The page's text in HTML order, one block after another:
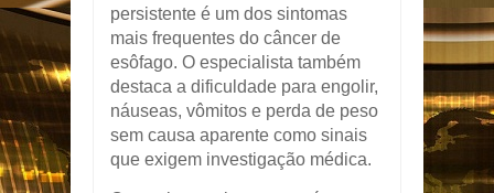
persistente é um dos sintomas
mais frequentes do câncer de
esôfago. O especialista também
destaca a dificuldade para engolir,
náuseas, vômitos e perda de peso
sem causa aparente como sinais
que exigem investigação médica.